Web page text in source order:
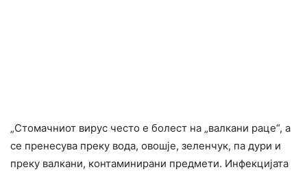
„Стомачниот вирус често е болест на „валкани раце“, а
се пренесува преку вода, овошје, зеленчук, па дури и
преку валкани, контаминирани предмети. Инфекцијата